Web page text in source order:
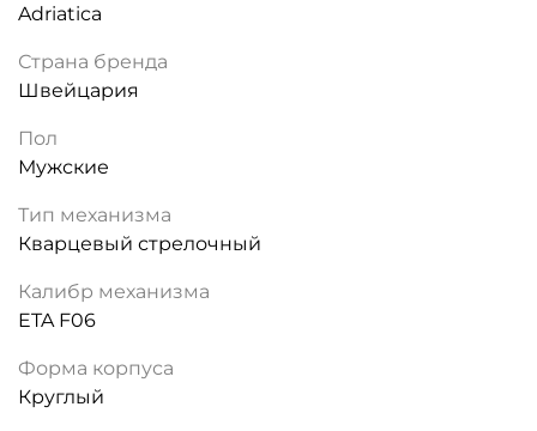
Adriatica
Страна бренда
Швейцария
Пол
Мужские
Тип механизма
Кварцевый стрелочный
Калибр механизма
ETA F06
Форма корпуса
Круглый